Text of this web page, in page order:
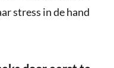
stress in de hand